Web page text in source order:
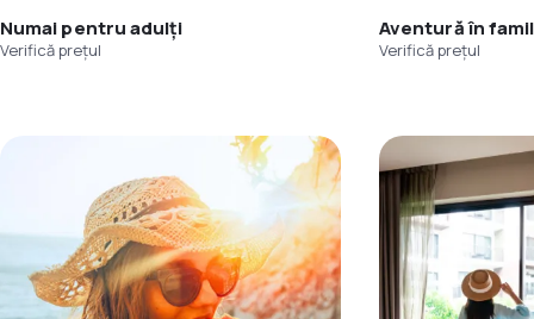
Numai pentru adulți
Verifică prețul
Aventură în
Verifică prețul